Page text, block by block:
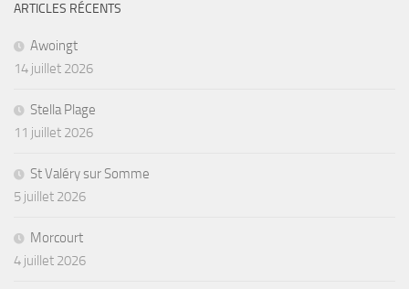
ARTICLES RÉCENTS
Awoingt
14 juillet 2026
Stella Plage
11 juillet 2026
St Valéry sur Somme
5 juillet 2026
Morcourt
4 juillet 2026